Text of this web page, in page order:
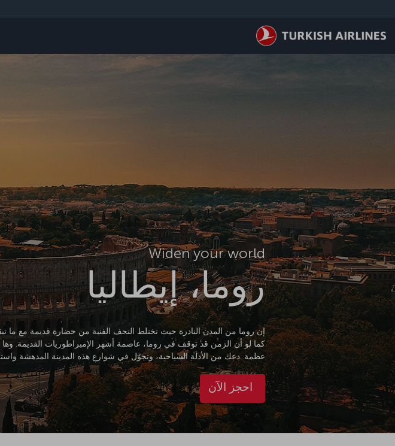
Widen your world
روما، إيطاليا
إن روما من المدن النادرة حيث تختلط التحف الفنية من حضارة قديمة مع ما
كما لو أن الزمن قد توقف في روما، عاصمة أشهر الإمبراطوريات القديمة. وها
عظمة. دعك من الأدلة السياحية، وتجوّل في شوارع هذه المدينة المدهشة
احجز الآن